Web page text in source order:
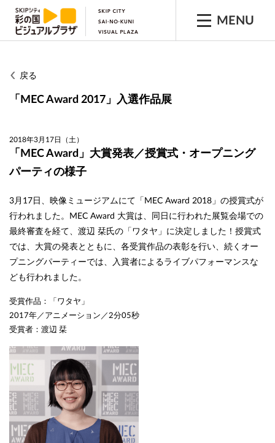
MENU
戻る
「MEC Award 2017」入選作品展
2018年3月17日（土）
「MEC Award」大賞発表／授賞式・オープニング
パーティの様子
3月17日、映像ミュージアムにて「MEC Award 2018」の授賞式が
行われました。MEC Award 大賞は、同日に行われた展覧会場での
最終審査を経て、渡辺 栞氏の「ワタヤ」に決定しました！授賞式
では、大賞の発表とともに、各受賞作品の表彰を行い、続くオー
プニングパーティーでは、入賞者によるライブパフォーマンスな
ども行われました。
受賞作品：「ワタヤ」
2017年／アニメーション／2分05秒
受賞者：渡辺 栞